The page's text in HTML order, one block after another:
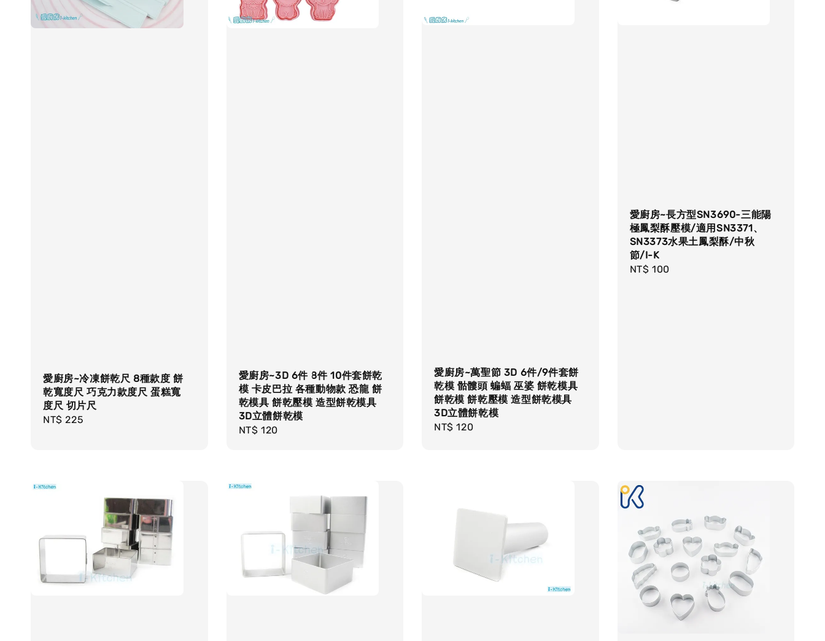
愛廚房~冷凍餅乾尺 8種款度 餅
乾寬度尺 巧克力款度尺 蛋糕寬
度尺 切片尺
Regular
NT$ 225
愛廚房~3D 6件 8件 10件套餅乾
模 卡皮巴拉 各種動物款 恐龍 餅
乾模具 餅乾壓模 造型餅乾模具
3D立體餅乾模
Regular
NT$ 120
愛廚房~萬聖節 3D 6件/9件套餅
乾模 骷髏頭 蝙蝠 巫婆 餅乾模具
餅乾模 餅乾壓模 造型餅乾模具
3D立體餅乾模
Regular
NT$ 120
愛廚房~長方型SN3690-三能陽
極鳳梨酥壓模/適用SN3371、
SN3373水果土鳳梨酥/中秋
節/I-K
Regular
NT$ 100